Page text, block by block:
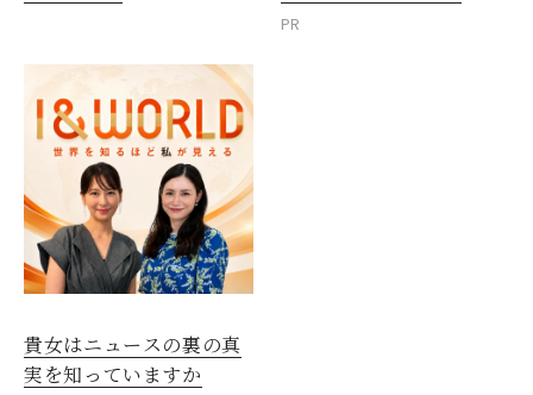
PR
貴女はニュースの裏の真
実を知っていますか